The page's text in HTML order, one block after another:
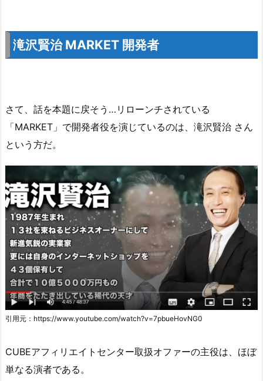
滝沢賢治 MARKET 開発者
さて、話を本題に戻そう…リローンチされている
「MARKET」で開発者役を演じているのは、滝沢賢治 さん
という方だ。
引用元：https://www.youtube.com/watch?v=7pbueHovNG0
CUBEアフィリエイトセンター取扱オファーの主役は、ほぼ
単なる演者である。